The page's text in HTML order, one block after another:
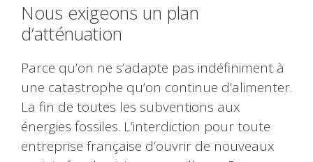
Nous exigeons un plan
d’atténuation
Parce qu’on ne s’adapte pas indéfiniment à
une catastrophe qu’on continue d’alimenter.
La fin de toutes les subventions aux
énergies fossiles. L’interdiction pour toute
entreprise française d’ouvrir de nouveaux